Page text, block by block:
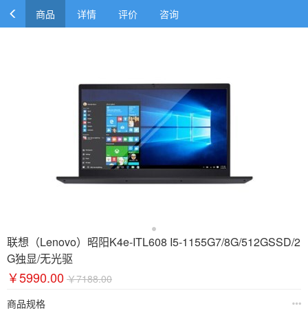
商品 详情 评价 咨询
联想（Lenovo）昭阳K4e-ITL608 I5-1155G7/8G/512GSSD/2
G独显/无光驱
￥5990.00 ￥7188.00
商品规格